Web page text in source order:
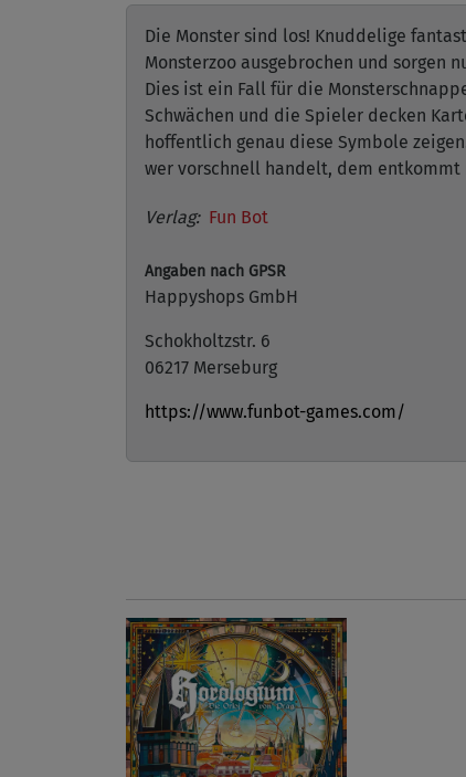
Die Monster sind los! Knuddelige
Monsterzoo ausgebrochen und sorgen
Dies ist ein Fall für die
Schwächen und die Spieler decken
hoffentlich genau diese Symbole
wer vorschnell handelt, dem entkommt
Verlag: Fun Bot
Angaben nach GPSR
Happyshops GmbH
Schokholtzstr. 6
06217 Merseburg
https://www.funbot-games.com/